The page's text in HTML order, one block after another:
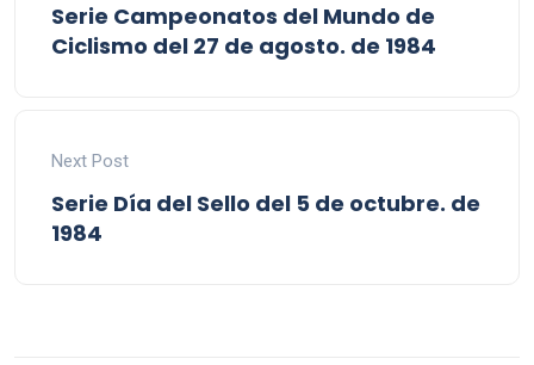
Serie Campeonatos del Mundo de
Ciclismo del 27 de agosto. de 1984
Next Post
Serie Día del Sello del 5 de octubre. de
1984